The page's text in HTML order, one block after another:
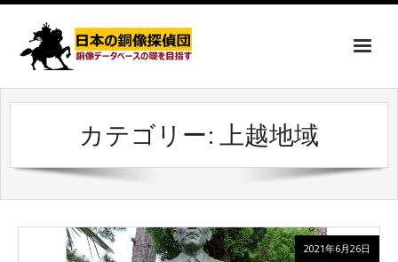
カテゴリー: 上越地域
2021年6月26日